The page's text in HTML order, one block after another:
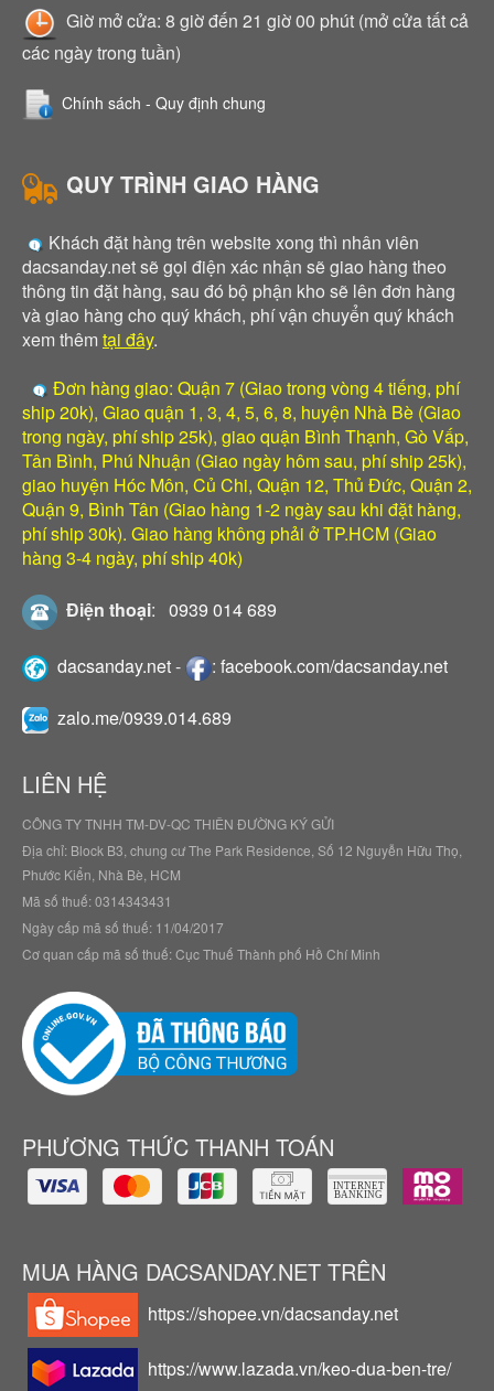
Giờ mở cửa: 8 giờ đến 21 giờ 00 phút (mở cửa tất cả
các ngày trong tuần)
Chính sách - Quy định chung
QUY TRÌNH GIAO HÀNG
Khách đặt hàng trên website xong thì nhân viên
dacsanday.net sẽ gọi điện xác nhận sẽ giao hàng theo
thông tin đặt hàng, sau đó bộ phận kho sẽ lên đơn hàng
và giao hàng cho quý khách, phí vận chuyển quý khách
xem thêm tại đây.
Đơn hàng giao: Quận 7 (Giao trong vòng 4 tiếng, phí
ship 20k), Giao quận 1, 3, 4, 5, 6, 8, huyện Nhà Bè (Giao
trong ngày, phí ship 25k), giao quận Bình Thạnh, Gò Vấp,
Tân Bình, Phú Nhuận (Giao ngày hôm sau, phí ship 25k),
giao huyện Hóc Môn, Củ Chi, Quận 12, Thủ Đức, Quận 2,
Quận 9, Bình Tân (Giao hàng 1-2 ngày sau khi đặt hàng,
phí ship 30k). Giao hàng không phải ở TP.HCM (Giao
hàng 3-4 ngày, phí ship 40k)
Điện thoại: 0939 014 689
dacsanday.net- : facebook.com/dacsanday.net
zalo.me/0939.014.689
LIÊN HỆ
CÔNG TY TNHH TM-DV-QC THIÊN ĐƯỜNG KÝ GỬI
Địa chỉ: Block B3, chung cư The Park Residence, Số 12 Nguyễn Hữu Thọ,
Phước Kiển, Nhà Bè, HCM
Mã số thuế: 0314343431
Ngày cấp mã số thuế: 11/04/2017
Cơ quan cấp mã số thuế: Cục Thuế Thành phố Hồ Chí Minh
PHƯƠNG THỨC THANH TOÁN
MUA HÀNG DACSANDAY.NET TRÊN
https://shopee.vn/dacsanday.net
https://www.lazada.vn/keo-dua-ben-tre/